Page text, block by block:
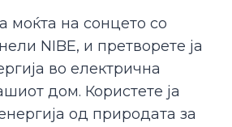
моќта на сонцето со
NIBE, и претворете ја
во електрична
дом. Користете ја
од природата за